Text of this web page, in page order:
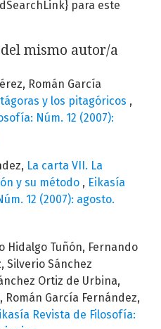
para este
mismo autor/a
Román García
y los pitagóricos ,
Núm. 12 (2007):
La carta VII. La
y su método , Eikasía
12 (2007): agosto.
Hidalgo Tuñón, Fernando
Silverio Sánchez
Ortiz de Urbina,
Román García Fernández,
Revista de Filosofía: